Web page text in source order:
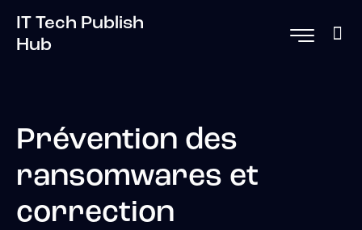
IT Tech Publish
Hub
Prévention des
ransomwares et
correction